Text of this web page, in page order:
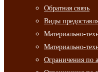
Обратная связь
Виды
Материально-
Материально-
Ограничения по